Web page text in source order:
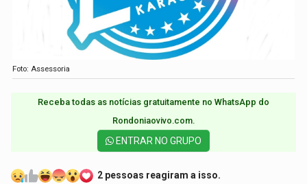
Foto: Assessoria
Receba todas as notícias gratuitamente no WhatsApp do
Rondoniaovivo.com.​
ENTRAR NO GRUPO
2 pessoas reagiram a isso.